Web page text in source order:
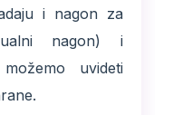
i nagon za
nagon) i
uvideti